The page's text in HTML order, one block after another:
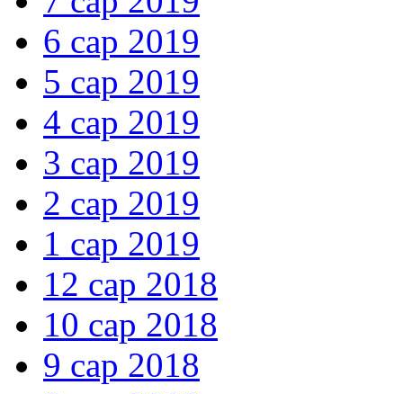
6 сар 2019
5 сар 2019
4 сар 2019
3 сар 2019
2 сар 2019
1 сар 2019
12 сар 2018
10 сар 2018
9 сар 2018